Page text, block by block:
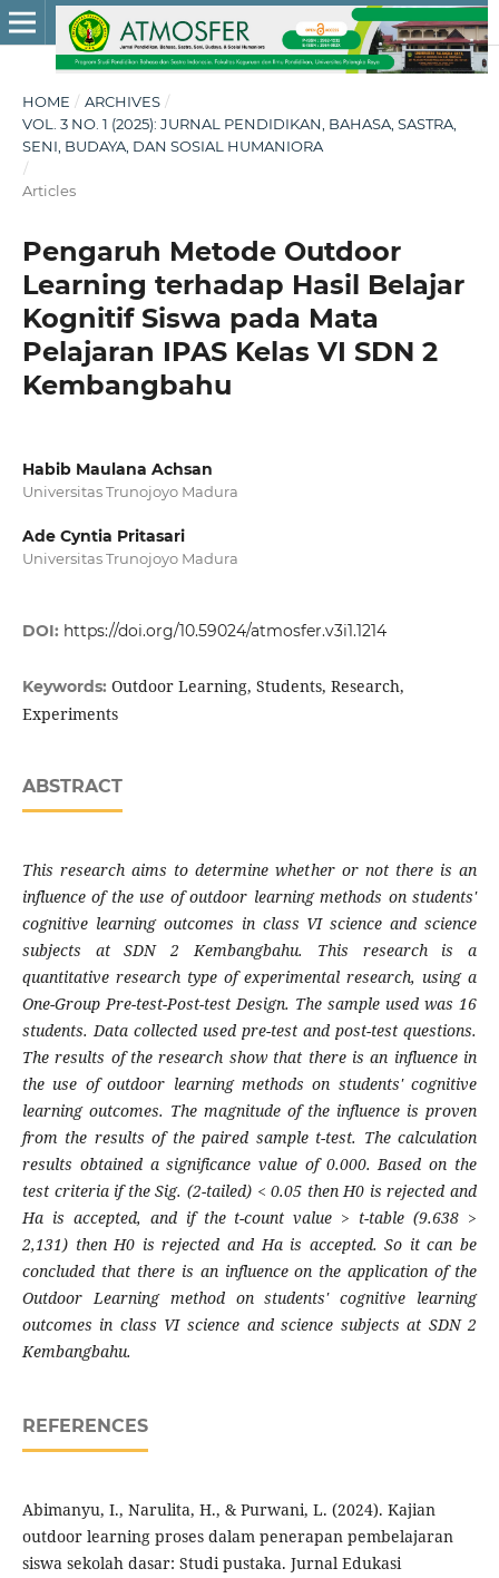
HOME / ARCHIVES /
VOL. 3 NO. 1 (2025): JURNAL PENDIDIKAN, BAHASA, SASTRA,
SENI, BUDAYA, DAN SOSIAL HUMANIORA
/
Articles
Pengaruh Metode Outdoor
Learning terhadap Hasil Belajar
Kognitif Siswa pada Mata
Pelajaran IPAS Kelas VI SDN 2
Kembangbahu
Habib Maulana Achsan
Universitas Trunojoyo Madura
Ade Cyntia Pritasari
Universitas Trunojoyo Madura
DOI: https://doi.org/10.59024/atmosfer.v3i1.1214
Keywords: Outdoor Learning, Students, Research,
Experiments
ABSTRACT
This research aims to determine whether or not there is an
influence of the use of outdoor learning methods on students'
cognitive learning outcomes in class VI science and science
subjects at SDN 2 Kembangbahu. This research is a
quantitative research type of experimental research, using a
One-Group Pre-test-Post-test Design. The sample used was 16
students. Data collected used pre-test and post-test questions.
The results of the research show that there is an influence in
the use of outdoor learning methods on students' cognitive
learning outcomes. The magnitude of the influence is proven
from the results of the paired sample t-test. The calculation
results obtained a significance value of 0.000. Based on the
test criteria if the Sig. (2-tailed) < 0.05 then H0 is rejected and
Ha is accepted, and if the t-count value > t-table (9.638 >
2,131) then H0 is rejected and Ha is accepted. So it can be
concluded that there is an influence on the application of the
Outdoor Learning method on students' cognitive learning
outcomes in class VI science and science subjects at SDN 2
Kembangbahu.
REFERENCES
Abimanyu, I., Narulita, H., & Purwani, L. (2024). Kajian
outdoor learning proses dalam penerapan pembelajaran
siswa sekolah dasar: Studi pustaka. Jurnal Edukasi